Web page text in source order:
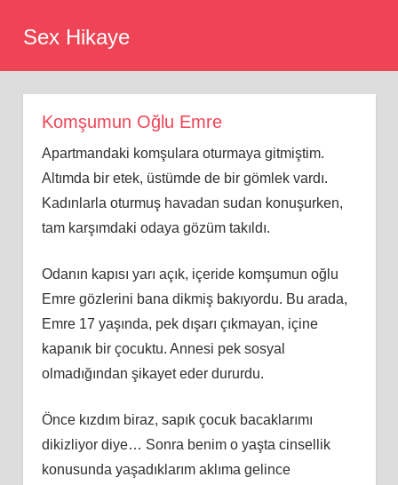
Sex Hikaye
Komşumun Oğlu Emre
Apartmandaki komşulara oturmaya gitmiştim.
Altımda bir etek, üstümde de bir gömlek vardı.
Kadınlarla oturmuş havadan sudan konuşurken,
tam karşımdaki odaya gözüm takıldı.
Odanın kapısı yarı açık, içeride komşumun oğlu
Emre gözlerini bana dikmiş bakıyordu. Bu arada,
Emre 17 yaşında, pek dışarı çıkmayan, içine
kapanık bir çocuktu. Annesi pek sosyal
olmadığından şikayet eder dururdu.
Önce kızdım biraz, sapık çocuk bacaklarımı
dikizliyor diye… Sonra benim o yaşta cinsellik
konusunda yaşadıklarım aklıma gelince